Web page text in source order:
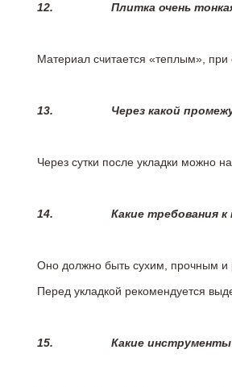
12. Плитка очень
Материал считается «теплым»,
13. Через какой
Через сутки после укладки можно
14. Какие требования
Оно должно быть сухим, прочным
Перед укладкой рекомендуется
15. Какие